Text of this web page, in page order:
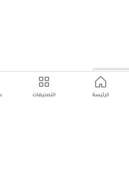
الرئيسة التصنيفات